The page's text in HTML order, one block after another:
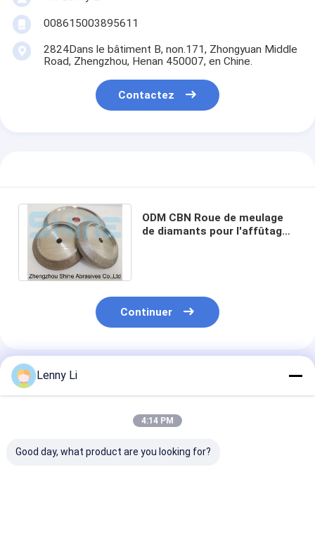
008615003895611
2824Dans le bâtiment B, non.171, Zhongyuan Middle
Road, Zhengzhou, Henan 450007, en Chine.
Contactez
ODM CBN Roue de meulage
de diamants pour l'affûtage
Continuer
Produits Recommandés
Lenny Li
4:14 PM
Good day, what product are you looking for?